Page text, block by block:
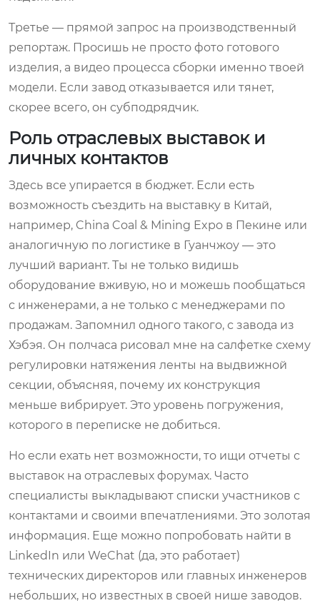
Третье — прямой запрос на производственный
репортаж. Просишь не просто фото готового
изделия, а видео процесса сборки именно твоей
модели. Если завод отказывается или тянет,
скорее всего, он субподрядчик.
Роль отраслевых выставок и
личных контактов
Здесь все упирается в бюджет. Если есть
возможность съездить на выставку в Китай,
например, China Coal & Mining Expo в Пекине или
аналогичную по логистике в Гуанчжоу — это
лучший вариант. Ты не только видишь
оборудование вживую, но и можешь пообщаться
с инженерами, а не только с менеджерами по
продажам. Запомнил одного такого, с завода из
Хэбэя. Он полчаса рисовал мне на салфетке схему
регулировки натяжения ленты на выдвижной
секции, объясняя, почему их конструкция
меньше вибрирует. Это уровень погружения,
которого в переписке не добиться.
Но если ехать нет возможности, то ищи отчеты с
выставок на отраслевых форумах. Часто
специалисты выкладывают списки участников с
контактами и своими впечатлениями. Это золотая
информация. Еще можно попробовать найти в
LinkedIn или WeChat (да, это работает)
технических директоров или главных инженеров
небольших, но известных в своей нише заводов.